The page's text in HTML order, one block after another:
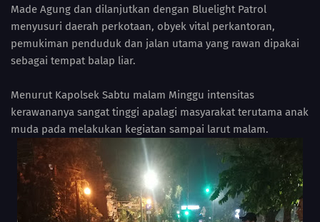
Made Agung dan dilanjutkan dengan Bluelight Patrol
menyusuri daerah perkotaan, obyek vital perkantoran,
pemukiman penduduk dan jalan utama yang rawan dipakai
sebagai tempat balap liar.
Menurut Kapolsek Sabtu malam Minggu intensitas
kerawananya sangat tinggi apalagi masyarakat terutama anak
muda pada melakukan kegiatan sampai larut malam.